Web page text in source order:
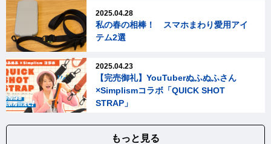
2025.04.28
私の春の相棒！ スマホまわり愛用アイ
テム2選
2025.04.23
【完売御礼】YouTuberぬふぬふさん
×Simplismコラボ「QUICK SHOT
STRAP」
もっと見る